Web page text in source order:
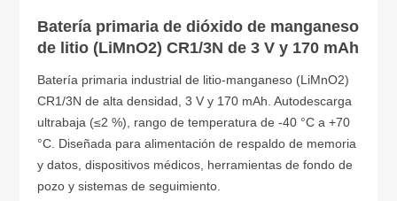
Batería primaria de dióxido de manganeso
de litio (LiMnO2) CR1/3N de 3 V y 170 mAh
Batería primaria industrial de litio-manganeso (LiMnO2)
CR1/3N de alta densidad, 3 V y 170 mAh. Autodescarga
ultrabaja (≤2 %), rango de temperatura de -40 °C a +70
°C. Diseñada para alimentación de respaldo de memoria
y datos, dispositivos médicos, herramientas de fondo de
pozo y sistemas de seguimiento.